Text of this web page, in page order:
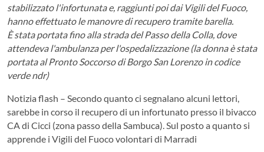
stabilizzato l'infortunata e, raggiunti poi dai Vigili del Fuoco,
hanno effettuato le manovre di recupero tramite barella.
È stata portata fino alla strada del Passo della Colla, dove
attendeva l'ambulanza per l'ospedalizzazione (la donna è stata
portata al Pronto Soccorso di Borgo San Lorenzo in codice
verde ndr)
Notizia flash – Secondo quanto ci segnalano alcuni lettori,
sarebbe in corso il recupero di un infortunato presso il bivacco
CA di Cicci (zona passo della Sambuca). Sul posto a quanto si
apprende i Vigili del Fuoco volontari di Marradi